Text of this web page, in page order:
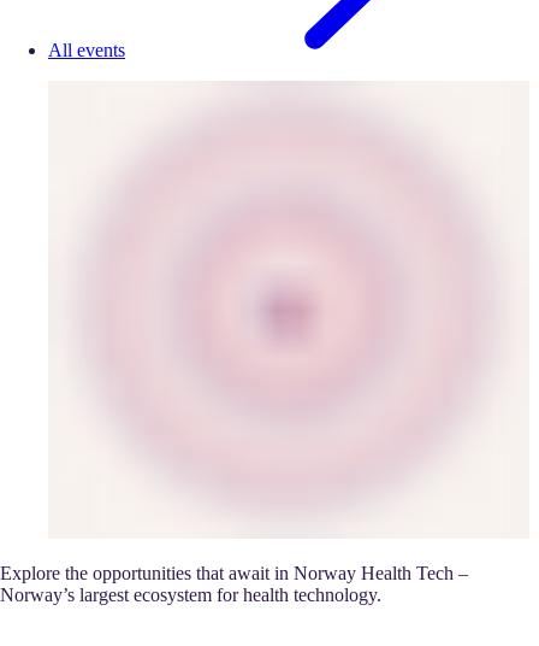
All events
Explore the opportunities that await in Norway Health Tech –
Norway’s largest ecosystem for health technology.